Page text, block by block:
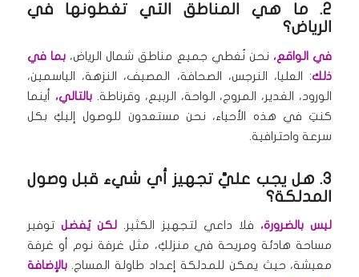
2. ما هي المناطق التي تغطونها في
الرياض؟
في الواقع، نحن نُغطي جميع مناطق شمال الرياض،بما في
ذلك: العليا، النرجس، الصحافة، المصيف، النزهة، الياسمين،
الورود، الغدير، المروج، الواحة، الربيع، وقرناطة.بالتالي، أينما
كنتِ في هذه الأحياء، نحن مستعدون للوصول إليكِ بكل
سرعة واحترافية.
3. هل يجب عليَّ تجهيز أي شيء قبل وصول
المدلكة؟
ليس بالضرورة،فلا داعي لتجهيز الكثير. لكن يُفضل توفير
مساحة هادئة ومريحة في منزلكِ، مثل غرفة نوم أو غرفة
معيشة، حيث يمكن للمدلكة إعداد طاولة المساج.بالإضافة